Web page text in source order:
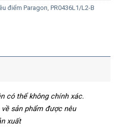
điểm Paragon PR0436L1/L2-B
có thể không chính xác.
sản phẩm được nêu
xuất